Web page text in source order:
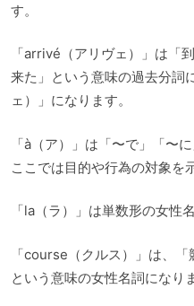
す。
「arrivé（アリヴェ）」は「
来た」という意味の過去分詞
ェ）」になります。
「à（ア）」は「〜で」「〜
ここでは目的や行為の対象を
「la（ラ）」は単数形の女性
「course（クルス）」は、
という意味の女性名詞になり